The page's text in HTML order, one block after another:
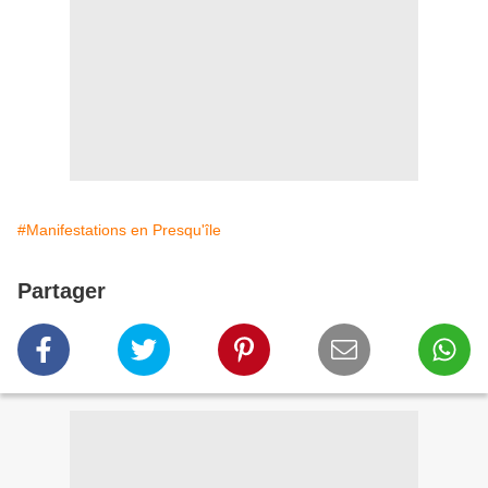
#Manifestations en Presqu'île
Partager